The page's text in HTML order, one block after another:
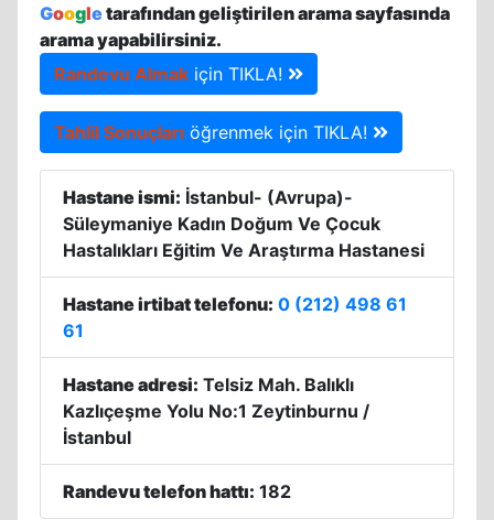
Googletarafından geliştirilen arama sayfasında
arama yapabilirsiniz.
Randevu Almak için TIKLA!
Tahlil Sonuçları öğrenmek için TIKLA!
Hastane ismi: İstanbul- (Avrupa)-
Süleymaniye Kadın Doğum Ve Çocuk
Hastalıkları Eğitim Ve Araştırma Hastanesi
Hastane irtibat telefonu: 0 (212) 498 61
61
Hastane adresi: Telsiz Mah. Balıklı
Kazlıçeşme Yolu No:1 Zeytinburnu /
İstanbul
Randevu telefon hattı: 182